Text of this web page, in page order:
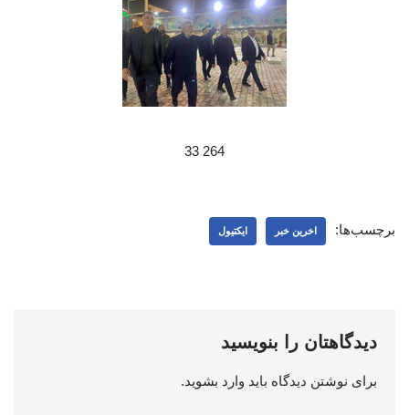
264 33
برچسب‌ها: اخرین خبر ایکتیول
دیدگاهتان را بنویسید
برای نوشتن دیدگاه باید وارد بشوید.